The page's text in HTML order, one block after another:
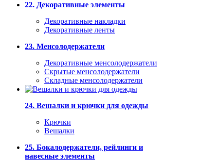
22. Декоративные элементы
Декоративные накладки
Декоративные ленты
23. Менсолодержатели
Декоративные менсолодержатели
Скрытые менсолодержатели
Складные менсолодержатели
24. Вешалки и крючки для одежды
Крючки
Вешалки
25. Бокалодержатели, рейлинги и
навесные элементы